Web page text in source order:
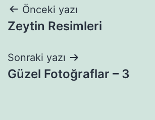
Yazı
gezinmesi
Önceki yazı
Zeytin Resimleri
Sonraki yazı
Güzel Fotoğraflar – 3